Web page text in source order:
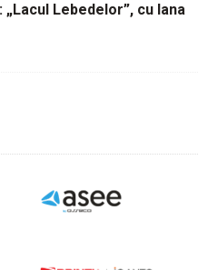
Lebedelor”, cu Iana